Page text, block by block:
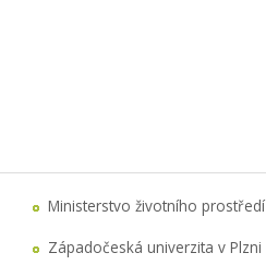
Ministerstvo životního prostředí
Západočeská univerzita v Plzni